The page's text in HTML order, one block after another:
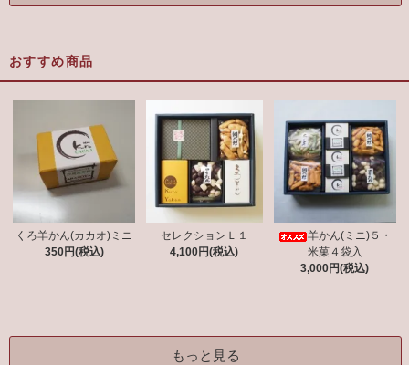
おすすめ商品
くろ羊かん(カカオ)ミニ
350円(税込)
セレクションＬ１
4,100円(税込)
羊かん(ミニ)５・
米菓４袋入
3,000円(税込)
もっと見る